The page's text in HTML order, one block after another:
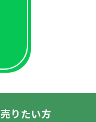
売りたい方